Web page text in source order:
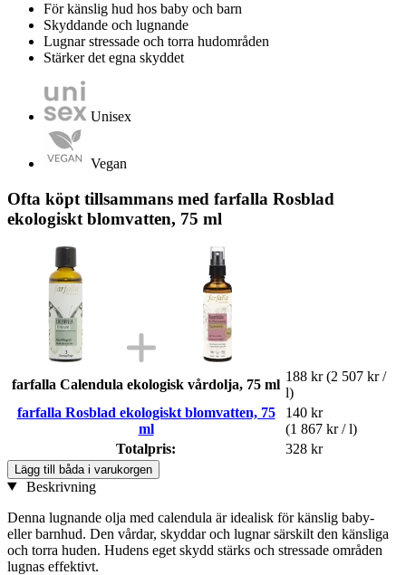
För känslig hud hos baby och barn
Skyddande och lugnande
Lugnar stressade och torra hudområden
Stärker det egna skyddet
Unisex
Vegan
Ofta köpt tillsammans med farfalla Rosblad
ekologiskt blomvatten, 75 ml
farfalla Calendula ekologisk vårdolja, 75 ml
188 kr (2 507 kr /
l)
farfalla Rosblad ekologiskt blomvatten, 75
ml
140 kr
(1 867 kr / l)
Totalpris:
328 kr
Lägg till båda i varukorgen
Beskrivning
Denna lugnande olja med calendula är idealisk för känslig baby-
eller barnhud. Den vårdar, skyddar och lugnar särskilt den känsliga
och torra huden. Hudens eget skydd stärks och stressade områden
lugnas effektivt.